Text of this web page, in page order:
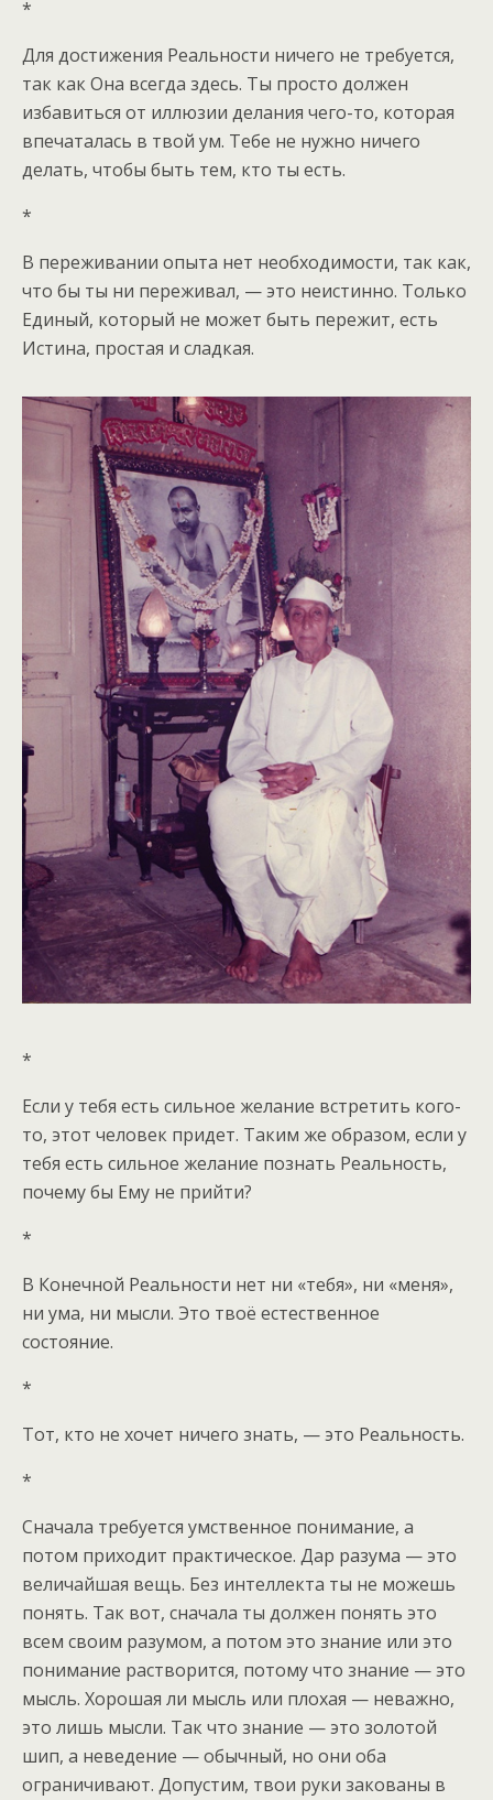
*
Для достижения Реальности ничего не требуется,
так как Она всегда здесь. Ты просто должен
избавиться от иллюзии делания чего-то, которая
впечаталась в твой ум. Тебе не нужно ничего
делать, чтобы быть тем, кто ты есть.
*
В переживании опыта нет необходимости, так как,
что бы ты ни переживал, — это неистинно. Только
Единый, который не может быть пережит, есть
Истина, простая и сладкая.
*
Если у тебя есть сильное желание встретить кого-
то, этот человек придет. Таким же образом, если у
тебя есть сильное желание познать Реальность,
почему бы Ему не прийти?
*
В Конечной Реальности нет ни «тебя», ни «меня»,
ни ума, ни мысли. Это твоё естественное
состояние.
*
Тот, кто не хочет ничего знать, — это Реальность.
*
Сначала требуется умственное понимание, а
потом приходит практическое. Дар разума — это
величайшая вещь. Без интеллекта ты не можешь
понять. Так вот, сначала ты должен понять это
всем своим разумом, а потом это знание или это
понимание растворится, потому что знание — это
мысль. Хорошая ли мысль или плохая — неважно,
это лишь мысли. Так что знание — это золотой
шип, а неведение — обычный, но они оба
ограничивают. Допустим, твои руки закованы в